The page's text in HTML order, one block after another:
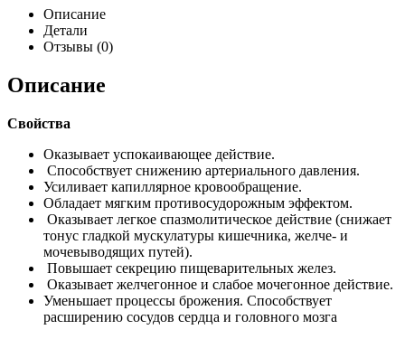
Описание
Детали
Отзывы (0)
Описание
Свойства
Оказывает успокаивающее действие.
Способствует снижению артериального давления.
Усиливает капиллярное кровообращение.
Обладает мягким противосудорожным эффектом.
Оказывает легкое спазмолитическое действие (снижает
тонус гладкой мускулатуры кишечника, желче- и
мочевыводящих путей).
Повышает секрецию пищеварительных желез.
Оказывает желчегонное и слабое мочегонное действие.
Уменьшает процессы брожения. Способствует
расширению сосудов сердца и головного мозга